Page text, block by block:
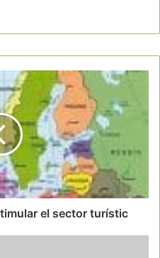
el sector turístic